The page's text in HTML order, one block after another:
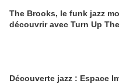
The Brooks, le funk jazz
découvrir avec Turn Up
Découverte jazz : Espace